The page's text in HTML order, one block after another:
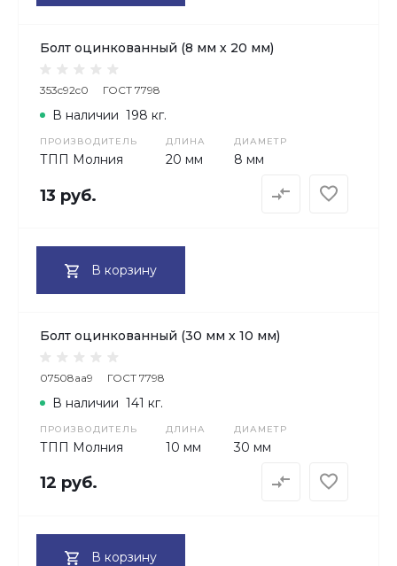
Болт оцинкованный (8 мм х 20 мм)
353c92c0 ГОСТ 7798
ПРОИЗВОДИТЕЛЬ
ТПП Молния
ДЛИНА
20 мм
ДИАМЕТР
8 мм
В наличии 198 кг.
13 руб.
В корзину
Болт оцинкованный (30 мм х 10 мм)
07508aa9 ГОСТ 7798
ПРОИЗВОДИТЕЛЬ
ТПП Молния
ДЛИНА
10 мм
ДИАМЕТР
30 мм
В наличии 141 кг.
12 руб.
В корзину